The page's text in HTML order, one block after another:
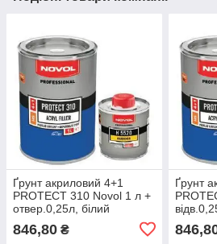
Ґрунт акриловий 4+1
PROTECT 310 Novol 1 л +
отвер.0,25л, білий
846,80 ₴
Ґрунт